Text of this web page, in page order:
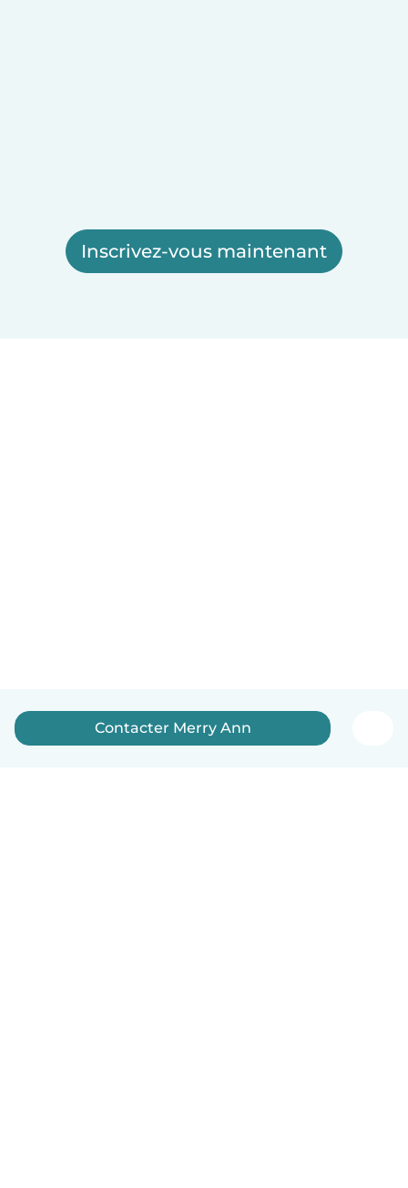
Inscrivez-vous maintenant
Contacter Merry Ann